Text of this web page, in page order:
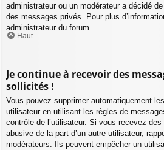
administrateur ou un modérateur a décidé
des messages privés. Pour plus
administrateur du forum.
Haut
Je continue à recevoir des
sollicités !
Vous pouvez supprimer automatiquement
utilisateur en utilisant les règles de
contrôle de l’utilisateur. Si vous recevez
abusive de la part d’un autre utilisateur,
modérateurs. Ils peuvent empêcher un